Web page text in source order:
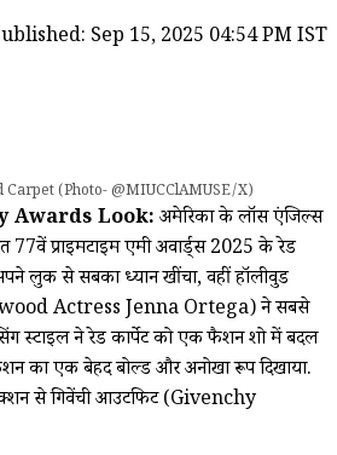
Sep 15, 2025 04:54 PM IST
Carpet (Photo- @MIUCClAMUSE/X)
Awards Look: अमेरिका के लॉस एंजिल्स
प्राइमटाइम एमी अवार्ड्स 2025 के रेड
लुक से सबका ध्यान खींचा, वहीं हॉलीवुड
Actress Jenna Ortega) ने सबसे
स्टाइल ने रेड कार्पेट को एक फैशन शो में बदल
का एक बेहद बोल्ड और अनोखा रूप दिखाया.
से गिवेंची आउटफिट (Givenchy